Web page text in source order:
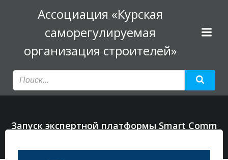
к
содержимому
Ассоциация «Курская
саморегулируемая
организация строителей»
Запуск экспертной платформы Smart Comm